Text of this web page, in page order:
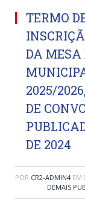
TERMO
DA
2025/
DE
DE 2024
POR CR2-ADMIN4 EM
DEMAIS